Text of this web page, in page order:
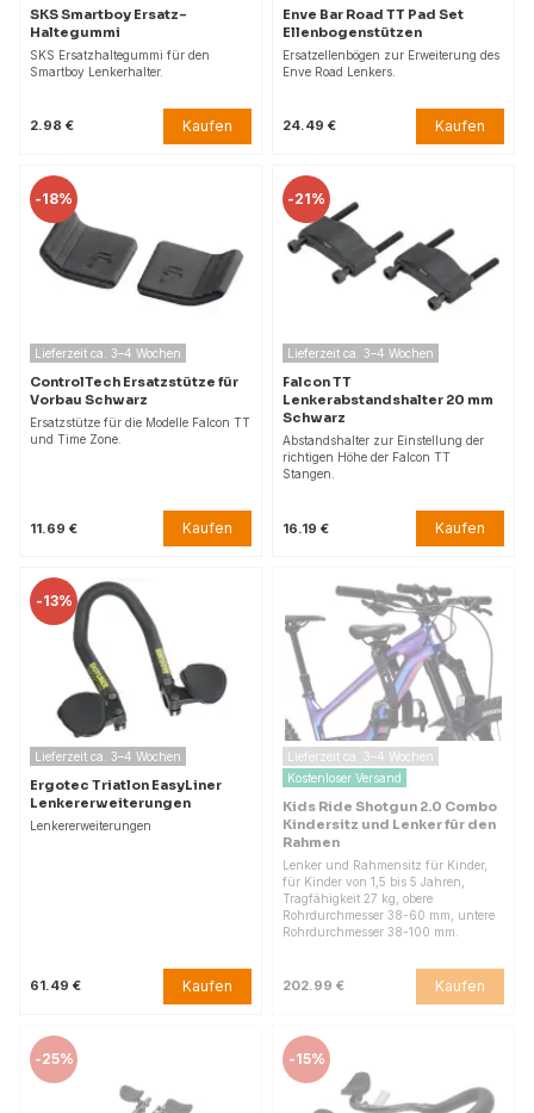
SKS Smartboy Ersatz-
Haltegummi
SKS Ersatzhaltegummi für den
Smartboy Lenkerhalter.
2.98 € Kaufen
Enve Bar Road TT Pad Set
Ellenbogenstützen
Ersatzellenbögen zur Erweiterung des
Enve Road Lenkers.
24.49 € Kaufen
-18%
Lieferzeit ca. 3–4 Wochen
ControlTech Ersatzstütze für
Vorbau Schwarz
Ersatzstütze für die Modelle Falcon TT
und Time Zone.
11.69 € Kaufen
-21%
Lieferzeit ca. 3–4 Wochen
Falcon TT
Lenkerabstandshalter 20 mm
Schwarz
Abstandshalter zur Einstellung der
richtigen Höhe der Falcon TT
Stangen.
16.19 € Kaufen
-13%
Lieferzeit ca. 3–4 Wochen
Ergotec Triatlon EasyLiner
Lenkererweiterungen
Lenkererweiterungen
61.49 € Kaufen
Lieferzeit ca. 3–4 Wochen
Kostenloser Versand
Kids Ride Shotgun 2.0 Combo
Kindersitz und Lenker für den
Rahmen
Lenker und Rahmensitz für Kinder,
für Kinder von 1,5 bis 5 Jahren,
Tragfähigkeit 27 kg, obere
Rohrdurchmesser 38-60 mm, untere
Rohrdurchmesser 38-100 mm.
202.99 € Kaufen
-25% -15%